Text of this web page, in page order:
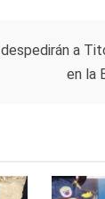
a
en la